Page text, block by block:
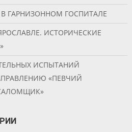
ГАРНИЗОННОМ ГОСПИТАЛЕ
ИСТОРИЧЕСКИЕ
ИСПЫТАНИЙ
«ПЕВЧИЙ